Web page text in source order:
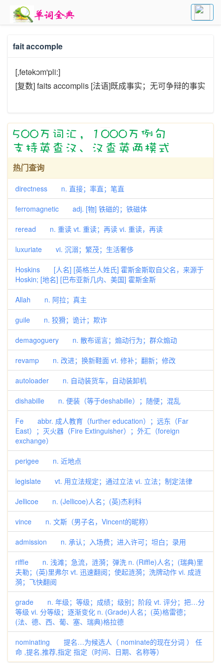
fait accomple
[,fetəkɔm'pli:]
[复数] faits accomplis [法语]既成事实；无可争辩的事实
热门查询
directness n. 直接；率直；笔直
ferromagnetic adj. [物] 铁磁的；铁磁体
reread n. 重读 vt. 重读；再读 vi. 重读，再读
luxuriate vi. 沉溺；繁茂；生活奢侈
Hoskins [人名] [英格兰人姓氏] 霍斯金斯取自父名，来源于
Hoskin; [地名] [巴布亚新几内、美国] 霍斯金斯
Allah n. 阿拉；真主
guile n. 狡猾；诡计；欺诈
demagoguery n. 散布谣言；煽动行为；群众煽动
revamp n. 改进；换新鞋面 vt. 修补；翻新；修改
autoloader n. 自动装货车，自动装卸机
dishabille n. 便装（等于deshabille）；随便；混乱
Fe abbr. 成人教育（further education）；远东（Far
East）；灭火器（Fire Extinguisher）；外汇（foreign
exchange）
perigee n. 近地点
legislate vt. 用立法规定；通过立法 vi. 立法；制定法律
Jellicoe n. (Jellicoe)人名；(英)杰利科
vince n. 文斯（男子名，Vincent的昵称）
admission n. 承认；入场费；进入许可；坦白；录用
riffle n. 浅滩；急流，涟漪；弹洗 n. (Riffle)人名；(瑞典)里
夫勒；(英)里弗尔 vt. 迅速翻阅；使起涟漪；洗牌动作 vi. 成涟
漪；飞快翻阅
grade n. 年级；等级；成绩；级别；阶段 vt. 评分；把…分
等级 vi. 分等级；逐渐变化 n. (Grade)人名；(英)格雷德；
(法、德、西、葡、塞、瑞典)格拉德
nominating 提名…为候选人（ nominate的现在分词 ） 任
命 ,提名,推荐,指定 指定（时间、日期、名称等）